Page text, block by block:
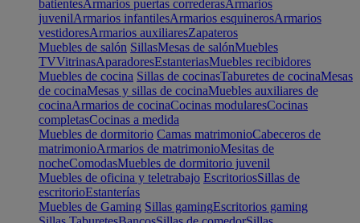
batientesArmarios puertas correderasArmarios
juvenilArmarios infantilesArmarios esquinerosArmarios
vestidoresArmarios auxiliaresZapateros
Muebles de salón SillasMesas de salónMuebles
TVVitrinasAparadoresEstanteriasMuebles recibidores
Muebles de cocina Sillas de cocinasTaburetes de cocinaMesas
de cocinaMesas y sillas de cocinaMuebles auxiliares de
cocinaArmarios de cocinaCocinas modularesCocinas
completasCocinas a medida
Muebles de dormitorio Camas matrimonioCabeceros de
matrimonioArmarios de matrimonioMesitas de
nocheComodasMuebles de dormitorio juvenil
Muebles de oficina y teletrabajo EscritoriosSillas de
escritorioEstanterías
Muebles de Gaming Sillas gamingEscritorios gaming